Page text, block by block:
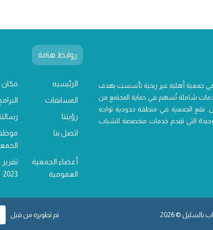
جمعية أهلية غير ربحية تأسست بهدف
شاملة تُسهم في حماية المجتمع من
تقع الجمعية في منطقة حدودية تواجه
التي تقدم خدمات متخصصة للشباب
روابط هامة
الرئيسيه مكان
المسابقات
رؤيتنا
اتصل بنا
أعضاء الجمعية
العمومية
2023
© 2026 تم تطويره من قبل